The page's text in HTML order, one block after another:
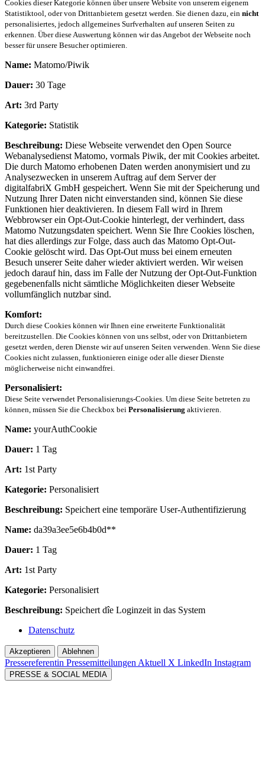
Cookies dieser Kategorie können über unsere Website von unserem eigenem
Statistiktool, oder von Drittanbietern gesetzt werden. Sie dienen dazu, ein nicht
personalisiertes, jedoch allgemeines Surfverhalten auf unseren Seiten zu
erkennen. Über diese Auswertung können wir das Angebot der Webseite noch
besser für unsere Besucher optimieren.
Name: Matomo/Piwik
Dauer: 30 Tage
Art: 3rd Party
Kategorie: Statistik
Beschreibung: Diese Webseite verwendet den Open Source
Webanalysedienst Matomo, vormals Piwik, der mit Cookies arbeitet.
Die durch Matomo erhobenen Daten werden anonymisiert und zu
Analysezwecken in unserem Auftrag auf dem Server der
digitalfabriX GmbH gespeichert. Wenn Sie mit der Speicherung und
Nutzung Ihrer Daten nicht einverstanden sind, können Sie diese
Funktionen hier deaktivieren. In diesem Fall wird in Ihrem
Webbrowser ein Opt-Out-Cookie hinterlegt, der verhindert, dass
Matomo Nutzungsdaten speichert. Wenn Sie Ihre Cookies löschen,
hat dies allerdings zur Folge, dass auch das Matomo Opt-Out-
Cookie gelöscht wird. Das Opt-Out muss bei einem erneuten
Besuch unserer Seite daher wieder aktiviert werden. Wir weisen
jedoch darauf hin, dass im Falle der Nutzung der Opt-Out-Funktion
gegebenenfalls nicht sämtliche Möglichkeiten dieser Webseite
vollumfänglich nutzbar sind.
Komfort:
Durch diese Cookies können wir Ihnen eine erweiterte Funktionalität
bereitzustellen. Die Cookies können von uns selbst, oder von Drittanbietern
gesetzt werden, deren Dienste wir auf unseren Seiten verwenden. Wenn Sie diese
Cookies nicht zulassen, funktionieren einige oder alle dieser Dienste
möglicherweise nicht einwandfrei.
Personalisiert:
Diese Seite verwendet Personalisierungs-Cookies. Um diese Seite betreten zu
können, müssen Sie die Checkbox bei Personalisierung aktivieren.
Name: yourAuthCookie
Dauer: 1 Tag
Art: 1st Party
Kategorie: Personalisiert
Beschreibung: Speichert eine temporäre User-Authentifizierung
Name: da39a3ee5e6b4b0d**
Dauer: 1 Tag
Art: 1st Party
Kategorie: Personalisiert
Beschreibung: Speichert dîe Loginzeit in das System
Datenschutz
Akzeptieren Ablehnen
Pressereferentin Pressemitteilungen Aktuell X LinkedIn Instagram
PRESSE & SOCIAL MEDIA